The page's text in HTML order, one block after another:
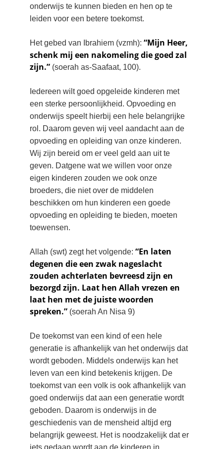
onderwijs te kunnen bieden en hen op te
leiden voor een betere toekomst.
Het gebed van Ibrahiem (vzmh): “Mijn Heer,
schenk mij een nakomeling die goed zal
zijn.” (soerah as-Saafaat, 100).
Iedereen wilt goed opgeleide kinderen met
een sterke persoonlijkheid. Opvoeding en
onderwijs speelt hierbij een hele belangrijke
rol. Daarom geven wij veel aandacht aan de
opvoeding en opleiding van onze kinderen.
Wij zijn bereid om er veel geld aan uit te
geven. Datgene wat we willen voor onze
eigen kinderen zouden we ook onze
broeders, die niet over de middelen
beschikken om hun kinderen een goede
opvoeding en opleiding te bieden, moeten
toewensen.
Allah (swt) zegt het volgende: “En laten
degenen die een zwak nageslacht
zouden achterlaten bevreesd zijn en
bezorgd zijn. Laat hen Allah vrezen en
laat hen met de juiste woorden
spreken.” (soerah An Nisa 9)
De toekomst van een kind of een hele
generatie is afhankelijk van het onderwijs dat
wordt geboden. Middels onderwijs kan het
leven van een kind betekenis krijgen. De
toekomst van een volk is ook afhankelijk van
goed onderwijs dat aan een generatie wordt
geboden. Daarom is onderwijs in de
geschiedenis van de mensheid altijd erg
belangrijk geweest. Het is noodzakelijk dat er
iets gedaan wordt aan de kinderen in